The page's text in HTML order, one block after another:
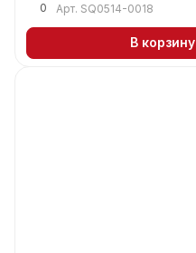
0 Арт. SQ0514-0018
В корзину